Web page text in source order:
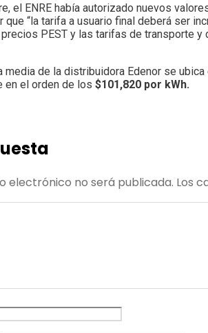
el ENRE había autorizado nuevos
“la tarifa a usuario final deberá ser
PEST y las tarifas de transporte
media de la distribuidora Edenor se
en el orden de los $101,820 por kWh.
electrónico no será publicada. Los